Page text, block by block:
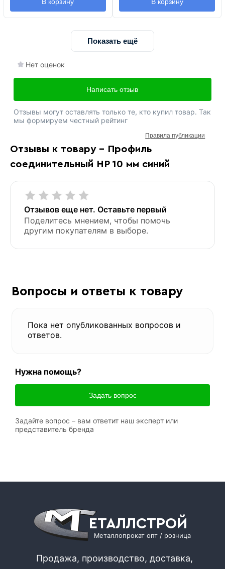
Показать ещё
Отзывы к товару - Профиль
соединительный HP 10 мм синий
Отзывов еще нет. Оставьте первый
Поделитесь мнением, чтобы помочь
другим покупателям в выборе.
Нет оценок
Написать отзыв
Отзывы могут оставлять только те, кто купил товар. Так
мы формируем честный рейтинг
Правила публикации
Вопросы и ответы к товару
Пока нет опубликованных вопросов и
ответов.
Нужна помощь?
Задать вопрос
Задайте вопрос – вам ответит наш эксперт или
представитель бренда
ЕТАЛЛСТРОЙ
Металлопрокат опт / розница
Продажа, производство, доставка,